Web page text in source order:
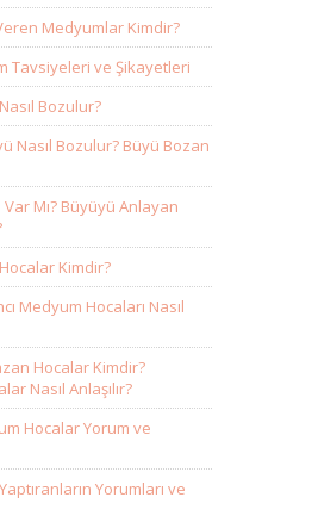
Medyumlar Kimdir?
Tavsiyeleri ve Şikayetleri
Bozulur?
Nasıl Bozulur? Büyü Bozan
Mı? Büyüyü Anlayan
Kimdir?
Medyum Hocaları Nasıl
Hocalar Kimdir?
Nasıl Anlaşılır?
Hocalar Yorum ve
Yorumları ve